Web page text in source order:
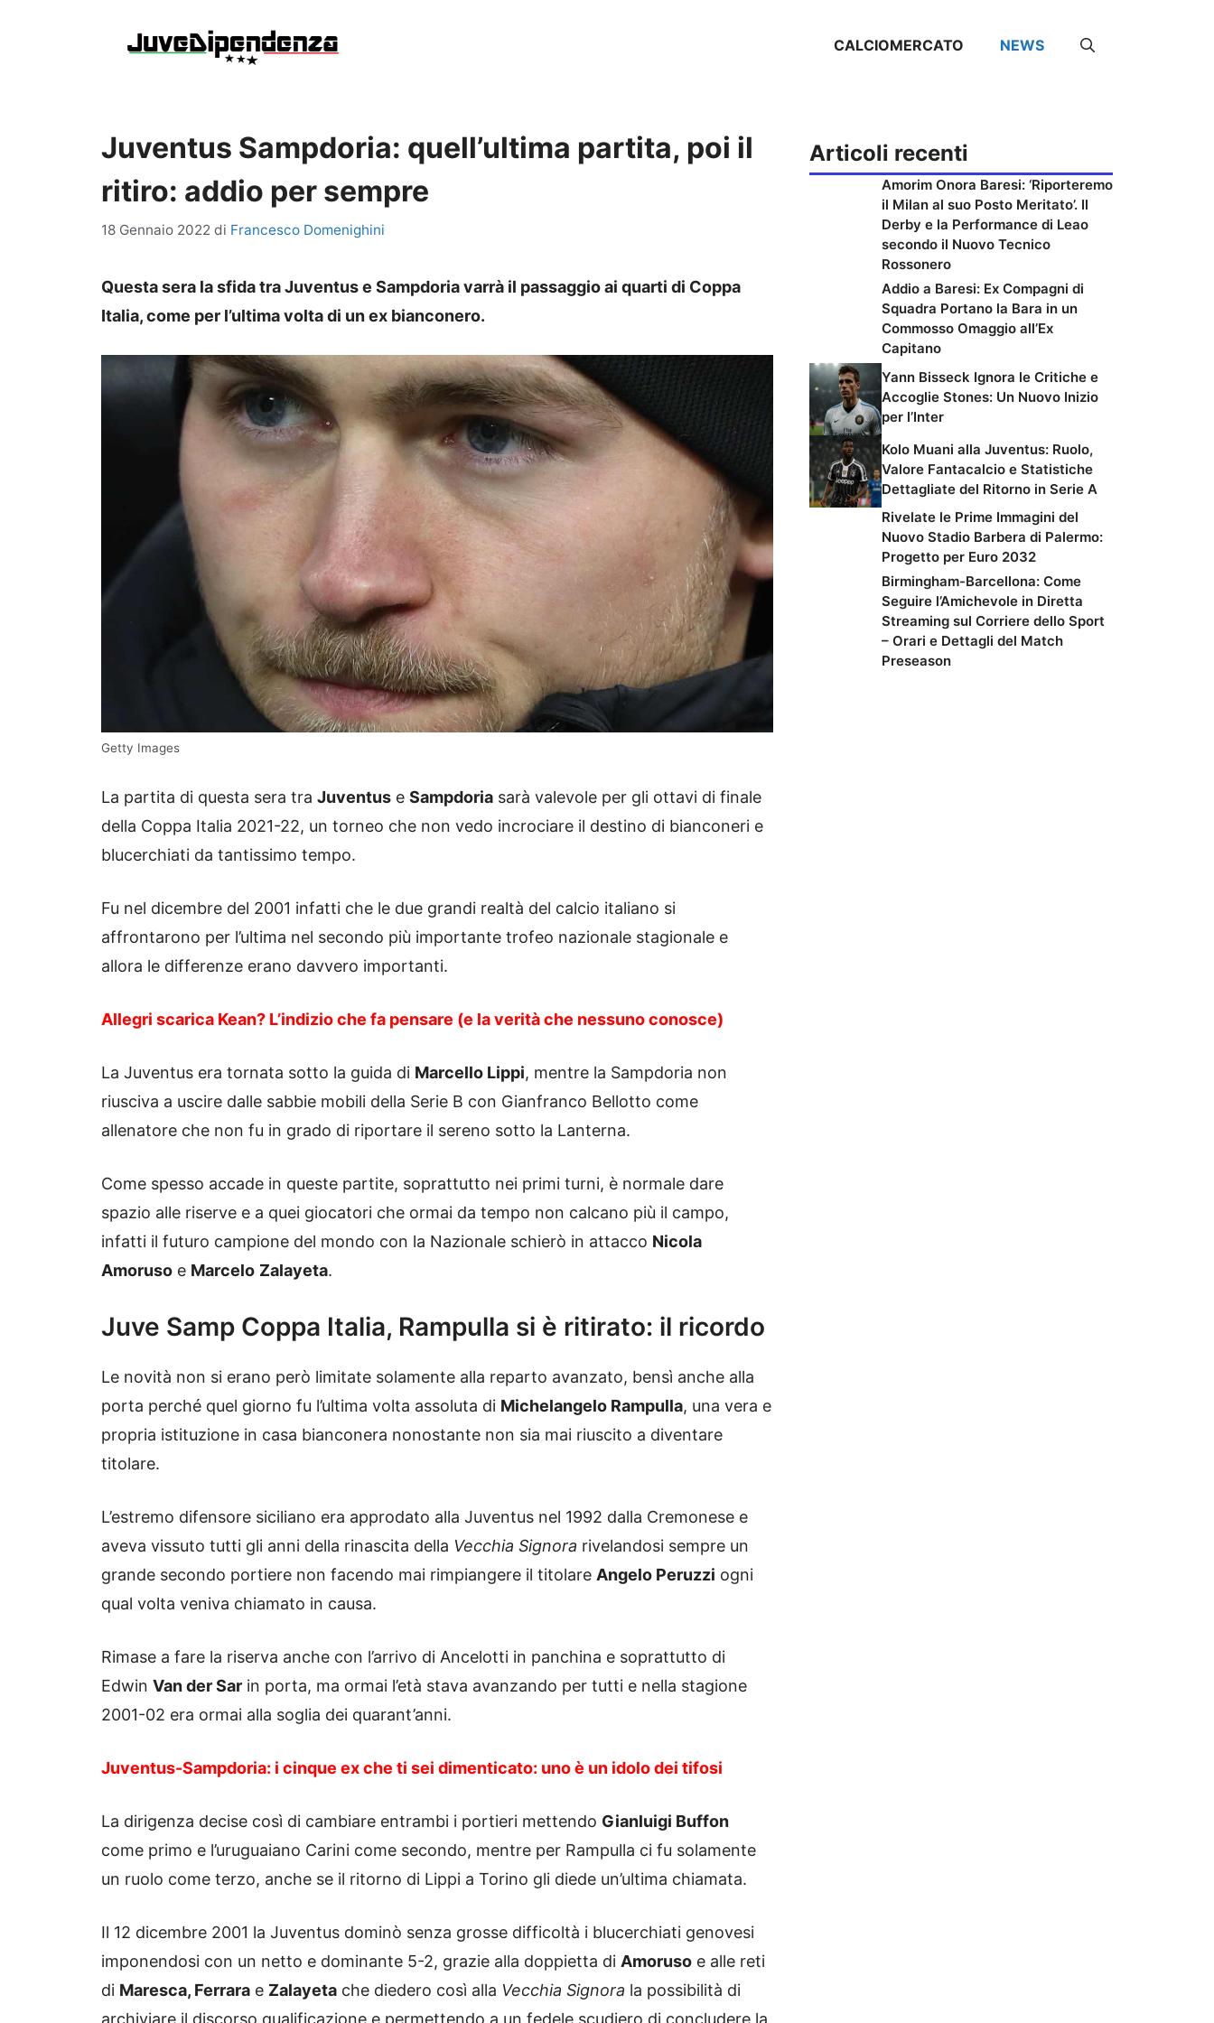
CALCIOMERCATO NEWS
Juventus Sampdoria: quell’ultima partita, poi il
ritiro: addio per sempre
18 Gennaio 2022 di Francesco Domenighini
Questa sera la sfida tra Juventus e Sampdoria varrà il passaggio ai quarti di Coppa
Italia, come per l’ultima volta di un ex bianconero.
Getty Images
La partita di questa sera tra Juventus e Sampdoria sarà valevole per gli ottavi di finale
della Coppa Italia 2021-22, un torneo che non vedo incrociare il destino di bianconeri e
blucerchiati da tantissimo tempo.
Fu nel dicembre del 2001 infatti che le due grandi realtà del calcio italiano si
affrontarono per l’ultima nel secondo più importante trofeo nazionale stagionale e
allora le differenze erano davvero importanti.
Allegri scarica Kean? L’indizio che fa pensare (e la verità che nessuno conosce)
La Juventus era tornata sotto la guida di Marcello Lippi, mentre la Sampdoria non
riusciva a uscire dalle sabbie mobili della Serie B con Gianfranco Bellotto come
allenatore che non fu in grado di riportare il sereno sotto la Lanterna.
Come spesso accade in queste partite, soprattutto nei primi turni, è normale dare
spazio alle riserve e a quei giocatori che ormai da tempo non calcano più il campo,
infatti il futuro campione del mondo con la Nazionale schierò in attacco Nicola
Amoruso e Marcelo Zalayeta.
Juve Samp Coppa Italia, Rampulla si è ritirato: il ricordo
Le novità non si erano però limitate solamente alla reparto avanzato, bensì anche alla
porta perché quel giorno fu l’ultima volta assoluta di Michelangelo Rampulla, una vera e
propria istituzione in casa bianconera nonostante non sia mai riuscito a diventare
titolare.
L’estremo difensore siciliano era approdato alla Juventus nel 1992 dalla Cremonese e
aveva vissuto tutti gli anni della rinascita della Vecchia Signora rivelandosi sempre un
grande secondo portiere non facendo mai rimpiangere il titolare Angelo Peruzzi ogni
qual volta veniva chiamato in causa.
Rimase a fare la riserva anche con l’arrivo di Ancelotti in panchina e soprattutto di
Edwin Van der Sar in porta, ma ormai l’età stava avanzando per tutti e nella stagione
2001-02 era ormai alla soglia dei quarant’anni.
Juventus-Sampdoria: i cinque ex che ti sei dimenticato: uno è un idolo dei tifosi
La dirigenza decise così di cambiare entrambi i portieri mettendo Gianluigi Buffon
come primo e l’uruguaiano Carini come secondo, mentre per Rampulla ci fu solamente
un ruolo come terzo, anche se il ritorno di Lippi a Torino gli diede un’ultima chiamata.
Il 12 dicembre 2001 la Juventus dominò senza grosse difficoltà i blucerchiati genovesi
imponendosi con un netto e dominante 5-2, grazie alla doppietta di Amoruso e alle reti
di Maresca, Ferrara e Zalayeta che diedero così alla Vecchia Signora la possibilità di
archiviare il discorso qualificazione e permettendo a un fedele scudiero di concludere la
Articoli recenti
Amorim Onora Baresi: ‘Riporteremo
il Milan al suo Posto Meritato’. Il
Derby e la Performance di Leao
secondo il Nuovo Tecnico
Rossonero
Addio a Baresi: Ex Compagni di
Squadra Portano la Bara in un
Commosso Omaggio all’Ex
Capitano
Yann Bisseck Ignora le Critiche e
Accoglie Stones: Un Nuovo Inizio
per l’Inter
Kolo Muani alla Juventus: Ruolo,
Valore Fantacalcio e Statistiche
Dettagliate del Ritorno in Serie A
Rivelate le Prime Immagini del
Nuovo Stadio Barbera di Palermo:
Progetto per Euro 2032
Birmingham-Barcellona: Come
Seguire l’Amichevole in Diretta
Streaming sul Corriere dello Sport
– Orari e Dettagli del Match
Preseason